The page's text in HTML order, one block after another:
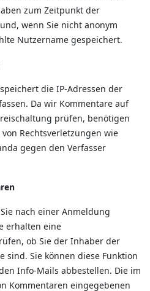
zum Zeitpunkt der
wenn Sie nicht anonym
Nutzername gespeichert.
die IP-Adressen der
Da wir Kommentare auf
prüfen, benötigen
Rechtsverletzungen wie
gegen den Verfasser
nach einer Anmeldung
erhalten eine
ob Sie der Inhaber der
sind. Sie können diese Funktion
Info-Mails abbestellen. Die im
Kommentaren eingegebenen